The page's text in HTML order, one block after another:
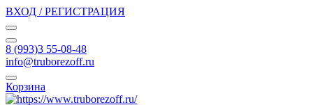
ВХОД / РЕГИСТРАЦИЯ
8 (993)3 55-08-48
info@truborezoff.ru
Корзина